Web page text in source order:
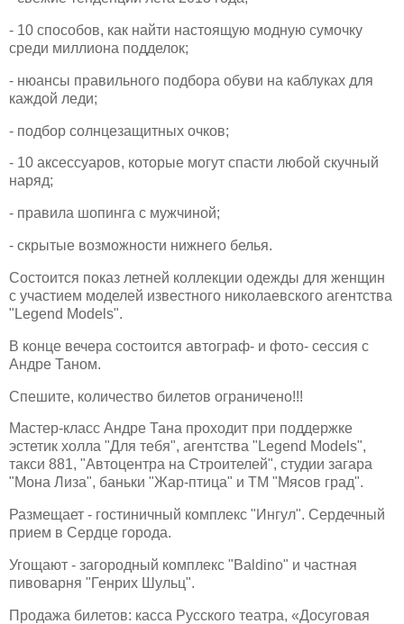
- 10 способов, как найти настоящую модную сумочку
среди миллиона подделок;
- нюансы правильного подбора обуви на каблуках для
каждой леди;
- подбор солнцезащитных очков;
- 10 аксессуаров, которые могут спасти любой скучный
наряд;
- правила шопинга с мужчиной;
- скрытые возможности нижнего белья.
Состоится показ летней коллекции одежды для женщин
с участием моделей известного николаевского агентства
"Legend Models".
В конце вечера состоится автограф- и фото- сессия с
Андре Таном.
Спешите, количество билетов ограничено!!!
Мастер-класс Андре Тана проходит при поддержке
эстетик холла "Для тебя", агентства "Legend Models",
такси 881, "Автоцентра на Строителей", студии загара
"Мона Лиза", баньки "Жар-птица" и ТМ "Мясов град".
Размещает - гостиничный комплекс "Ингул". Сердечный
прием в Сердце города.
Угощают - загородный комплекс "Baldino" и частная
пивоварня "Генрих Шульц".
Продажа билетов: касса Русского театра, «Досуговая